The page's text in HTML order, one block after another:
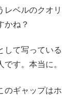
レベルのクオリ
かね？
して写っている
す。本当に。
のギャップはホ